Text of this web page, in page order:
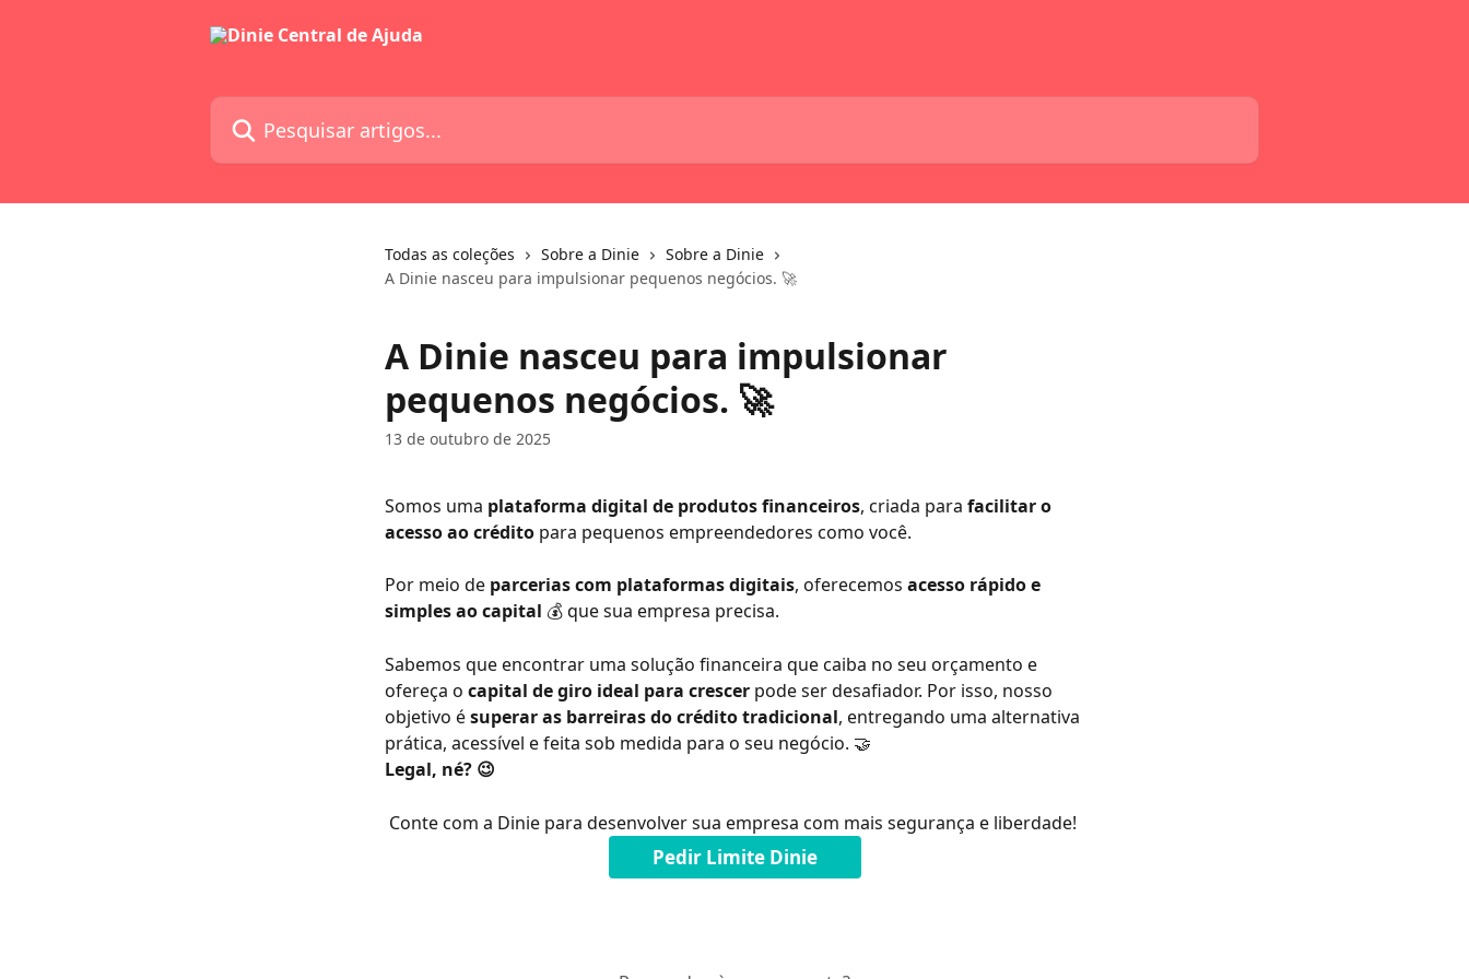
Pesquisar artigos...
Todas as coleções Sobre a Dinie
Sobre a Dinie
A Dinie nasceu para impulsionar pequenos negócios. 🚀
A Dinie nasceu para impulsionar
pequenos negócios. 🚀
13 de outubro de 2025
Somos uma plataforma digital de produtos financeiros, criada para facilitar o
acesso ao crédito para pequenos empreendedores como você.
Por meio de parcerias com plataformas digitais, oferecemos acesso rápido e
simples ao capital 💰 que sua empresa precisa.
Sabemos que encontrar uma solução financeira que caiba no seu orçamento e
ofereça o capital de giro ideal para crescer pode ser desafiador. Por isso, nosso
objetivo é superar as barreiras do crédito tradicional, entregando uma alternativa
prática, acessível e feita sob medida para o seu negócio. 🤝
Legal, né? 😉
Conte com a Dinie para desenvolver sua empresa com mais segurança e liberdade!
Pedir Limite Dinie